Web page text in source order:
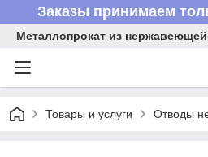
Заказы принимаем
Металлопрокат из
Товары и услуги Отводы